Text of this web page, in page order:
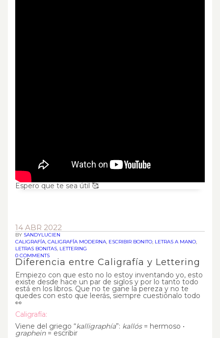
Espero que te sea útil 🥰
14 ABR 2022
BY SANDYLUCIEN
CALIGRAFÍA, CALIGRAFÍA MODERNA, ESCRIBIR BONITO, LETRAS A MANO,
LETRAS BONITAS, LETTERING
0 COMMENTS
Diferencia entre Caligrafía y Lettering
Empiezo con que esto no lo estoy inventando yo, esto
existe desde hace un par de siglos y por lo tanto todo
está en los libros. Que no te gane la pereza y no te
quedes con esto que leerás, siempre cuestiónalo todo
👀
Caligrafía:
Viene del griego “kalligraphía”: kallós= hermoso •
graphein= escribir